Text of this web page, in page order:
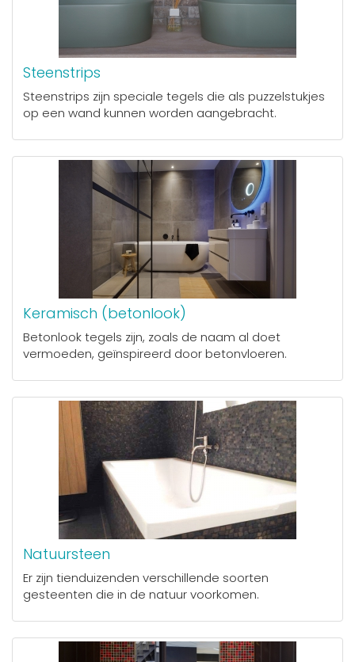
Steenstrips
Steenstrips zijn speciale tegels die als puzzelstukjes
op een wand kunnen worden aangebracht.
Keramisch (betonlook)
Betonlook tegels zijn, zoals de naam al doet
vermoeden, geïnspireerd door betonvloeren.
Natuursteen
Er zijn tienduizenden verschillende soorten
gesteenten die in de natuur voorkomen.